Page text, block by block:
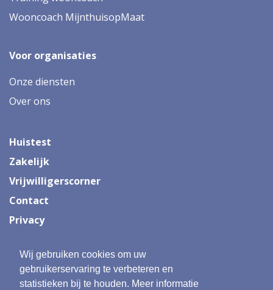
Wij gebruiken cookies om uw
gebruikerservaring te verbeteren en
statistieken bij te houden. Meer informatie
Wooncoach MijnthuisopMaat
Voor organisaties
Onze diensten
Over ons
Huistest
Zakelijk
Vrijwilligerscorner
Contact
Privacy
Onderdeel van: